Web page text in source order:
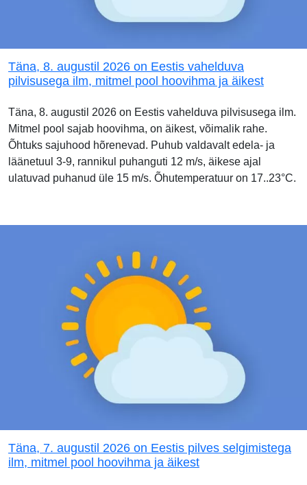
Täna, 8. augustil 2026 on Eestis vahelduva
pilvisusega ilm, mitmel pool hoovihma ja äikest
Täna, 8. augustil 2026 on Eestis vahelduva pilvisusega ilm.
Mitmel pool sajab hoovihma, on äikest, võimalik rahe.
Õhtuks sajuhood hõrenevad. Puhub valdavalt edela- ja
läänetuul 3-9, rannikul puhanguti 12 m/s, äikese ajal
ulatuvad puhanud üle 15 m/s. Õhutemperatuur on 17..23°C.
Täna, 7. augustil 2026 on Eestis pilves selgimistega
ilm, mitmel pool hoovihma ja äikest